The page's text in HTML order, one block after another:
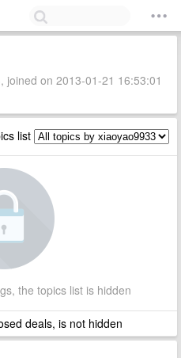
joined on 2013-01-21 16:53:01
list
the topics list is hidden
deals, is not hidden